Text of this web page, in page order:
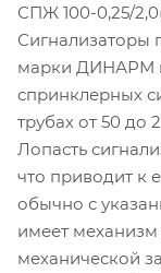
СПЖ 100-0,25/
марки ДИНАРМ
спринклерных
трубах от 50 до
Лопасть
что приводит к
обычно с
имеет
механической